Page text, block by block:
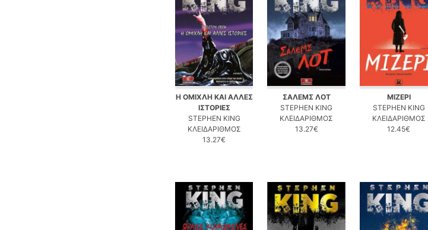
Η ΟΜΙΧΛΗ ΚΑΙ ΑΛΛΕΣ
ΙΣΤΟΡΙΕΣ
STEPHEN KING
ΚΛΕΙΔΑΡΙΘΜΟΣ
13.27€
ΣΑΛΕΜΣ ΛΟΤ
STEPHEN KING
ΚΛΕΙΔΑΡΙΘΜΟΣ
13.27€
ΜΙΖΕΡΙ
STEPHEN KING
ΚΛΕΙΔΑΡΙΘΜΟΣ
12.45€